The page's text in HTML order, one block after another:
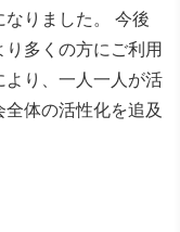
なりました。 今後
多くの方にご利用
より、一人一人が活
体の活性化を追及